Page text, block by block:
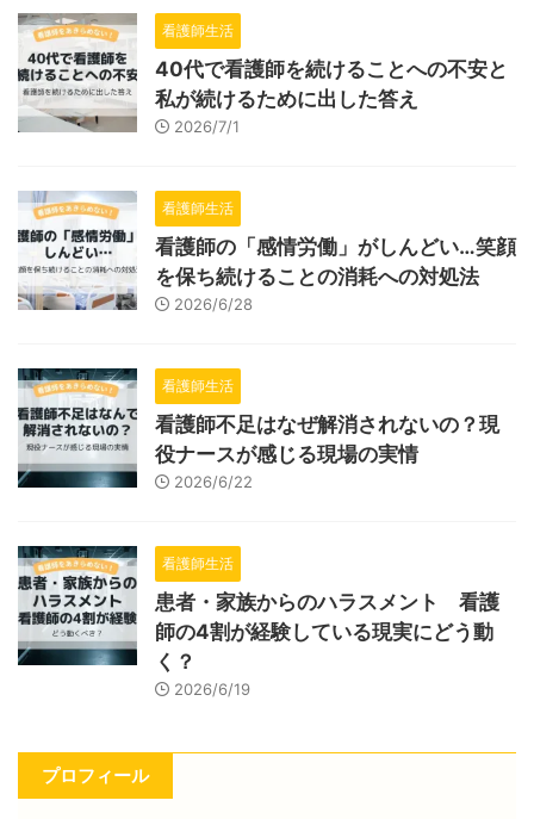
看護師生活
40代で看護師を続けることへの不安と
私が続けるために出した答え
2026/7/1
看護師生活
看護師の「感情労働」がしんどい…笑顔
を保ち続けることの消耗への対処法
2026/6/28
看護師生活
看護師不足はなぜ解消されないの？現
役ナースが感じる現場の実情
2026/6/22
看護師生活
患者・家族からのハラスメント 看護
師の4割が経験している現実にどう動
く？
2026/6/19
プロフィール